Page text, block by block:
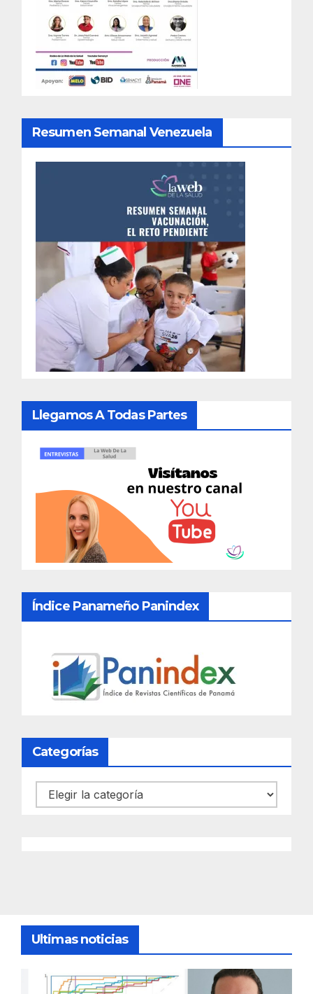
Resumen Semanal Venezuela
Llegamos A Todas Partes
Índice Panameño Panindex
Categorías
Categorías
Ultimas noticias